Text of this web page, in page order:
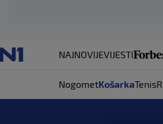
NAJNOVIJEVIJESTI
NogometKošarkaTenis